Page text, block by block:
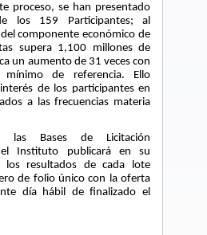
proceso, se han presentado
los 159 Participantes; al
componente económico de
supera 1,100 millones de
un aumento de 31 veces con
de referencia. Ello
de los participantes en
a las frecuencias materia
las Bases de Licitación
el Instituto publicará en su
resultados de cada lote
de folio único con la oferta
día hábil de finalizado el